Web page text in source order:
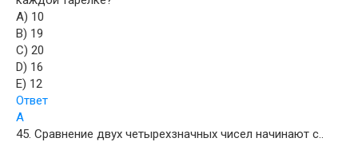
A) 10
B) 19
C) 20
D) 16
E) 12
Ответ
А
45. Сравнение двух четырехзначных чисел начинают с..